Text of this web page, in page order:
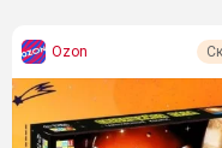
Ozon